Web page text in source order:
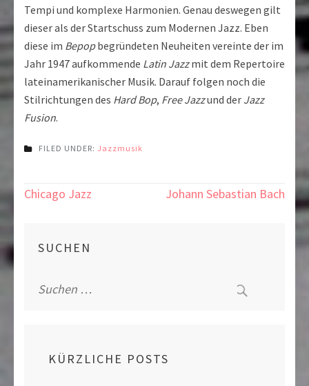
Tempi und komplexe Harmonien. Genau deswegen gilt
dieser als der Startschuss zum Modernen Jazz. Eben
diese im Bepopbegründeten Neuheiten vereinte der im
Jahr 1947 aufkommende Latin Jazzmit dem Repertoire
lateinamerikanischer Musik. Darauf folgen noch die
Stilrichtungen des Hard Bop, Free Jazzund der Jazz
Fusion.
FILED UNDER: Jazzmusik
Beitragsnavigation
Chicago Jazz Johann Sebastian Bach
SUCHEN
nach:
KÜRZLICHE POSTS